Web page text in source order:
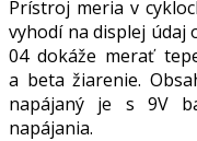
Prístroj meria v
vyhodí na displej údaj
04 dokáže merať
a beta žiarenie.
napájaný je s 9V
napájania.